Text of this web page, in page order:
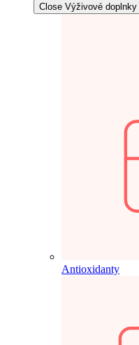
Close Výživové doplnky
Antioxidanty